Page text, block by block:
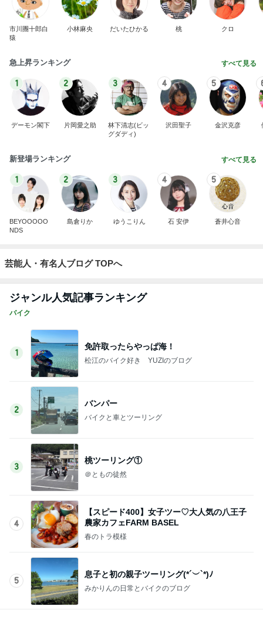
市川團十郎白
猿
小林麻央 だいたひかる 桃 クロ
急上昇ランキング すべて見る
1
デーモン閣下
2
片岡愛之助
3
林下清志(ビッ
グダディ)
4
沢田聖子
5
金沢克彦
新登場ランキング すべて見る
1
BEYOOOOO
NDS
2
島倉りか
3
ゆうこりん
4
石 安伊
5
蒼井心音
芸能人・有名人ブログ TOPへ
ジャンル人気記事ランキング
バイク
1
免許取ったらやっぱ海！
松江のバイク好き YUZIのブログ
2
バンパー
バイクと車とツーリング
3
桃ツーリング①
＠ともの徒然
4
【スピード400】女子ツー♡大人気の八王子
農家カフェFARM BASEL
春のトラ模様
5
息子と初の親子ツーリング(*´︶`*)ﾉ
みかりんの日常とバイクのブログ